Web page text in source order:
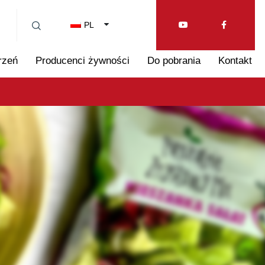
PL
Producenci żywności Do pobrania Kontakt